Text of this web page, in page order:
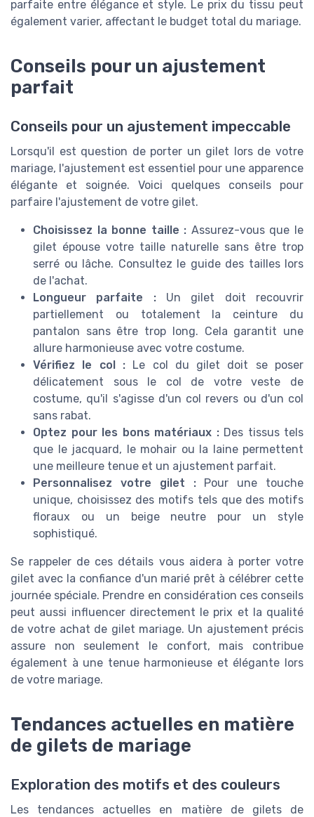
parfaite entre élégance et style. Le prix du tissu peut
également varier, affectant le budget total du mariage.
Conseils pour un ajustement
parfait
Conseils pour un ajustement impeccable
Lorsqu'il est question de porter un gilet lors de votre
mariage, l'ajustement est essentiel pour une apparence
élégante et soignée. Voici quelques conseils pour
parfaire l'ajustement de votre gilet.
Choisissez la bonne taille : Assurez-vous que le
gilet épouse votre taille naturelle sans être trop
serré ou lâche. Consultez le guide des tailles lors
de l'achat.
Longueur parfaite :Un gilet doit recouvrir
partiellement ou totalement la ceinture du
pantalon sans être trop long. Cela garantit une
allure harmonieuse avec votre costume.
Vérifiez le col :Le col du gilet doit se poser
délicatement sous le col de votre veste de
costume, qu'il s'agisse d'un col revers ou d'un col
sans rabat.
Optez pour les bons matériaux :Des tissus tels
que le jacquard, le mohair ou la laine permettent
une meilleure tenue et un ajustement parfait.
Personnalisez votre gilet :Pour une touche
unique, choisissez des motifs tels que des motifs
floraux ou un beige neutre pour un style
sophistiqué.
Se rappeler de ces détails vous aidera à porter votre
gilet avec la confiance d'un marié prêt à célébrer cette
journée spéciale. Prendre en considération ces conseils
peut aussi influencer directement le prix et la qualité
de votre achat de gilet mariage. Un ajustement précis
assure non seulement le confort, mais contribue
également à une tenue harmonieuse et élégante lors
de votre mariage.
Tendances actuelles en matière
de gilets de mariage
Exploration des motifs et des couleurs
Les tendances actuelles en matière de gilets de